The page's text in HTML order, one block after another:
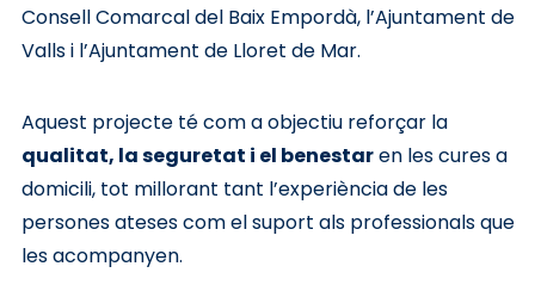
Consell Comarcal del Baix Empordà, l’Ajuntament de
Valls i l’Ajuntament de Lloret de Mar.
Aquest projecte té com a objectiu reforçar la
qualitat, la seguretat i el benestaren les cures a
domicili, tot millorant tant l’experiència de les
persones ateses com el suport als professionals que
les acompanyen.